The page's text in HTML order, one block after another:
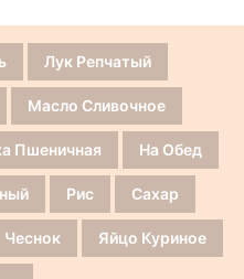
Лук Репчатый
Масло Сливочное
Пшеничная На Обед
Рис Сахар
Чеснок Яйцо Куриное